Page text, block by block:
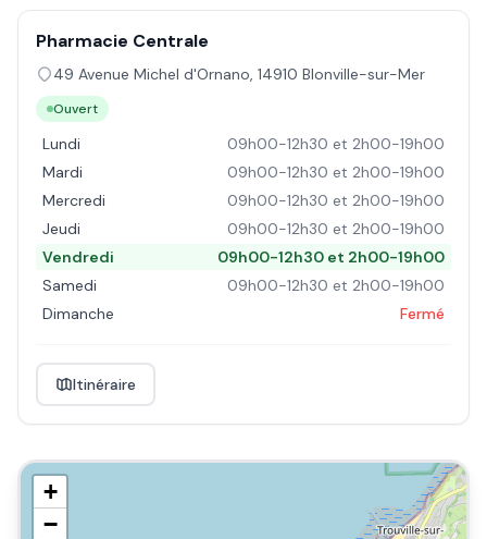
Pharmacie Centrale
49 Avenue Michel d'Ornano, 14910 Blonville-sur-Mer
Ouvert
Lundi
09h00-12h30 et 2h00-19h00
Mardi
09h00-12h30 et 2h00-19h00
Mercredi
09h00-12h30 et 2h00-19h00
Jeudi
09h00-12h30 et 2h00-19h00
Vendredi
09h00-12h30 et 2h00-19h00
Samedi
09h00-12h30 et 2h00-19h00
Dimanche
Fermé
Itinéraire
+
−